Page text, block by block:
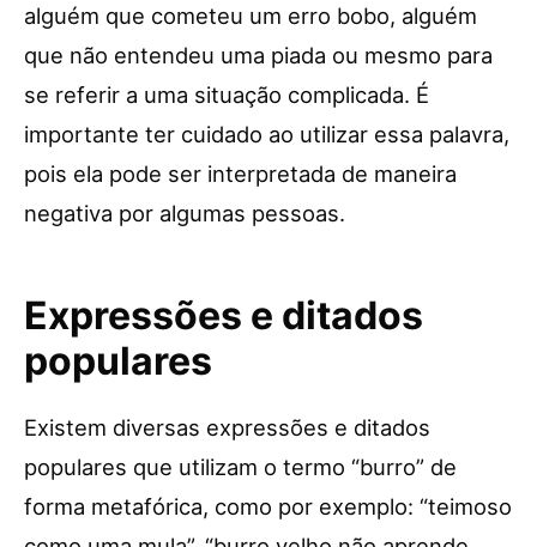
alguém que cometeu um erro bobo, alguém
que não entendeu uma piada ou mesmo para
se referir a uma situação complicada. É
importante ter cuidado ao utilizar essa palavra,
pois ela pode ser interpretada de maneira
negativa por algumas pessoas.
Expressões e ditados
populares
Existem diversas expressões e ditados
populares que utilizam o termo “burro” de
forma metafórica, como por exemplo: “teimoso